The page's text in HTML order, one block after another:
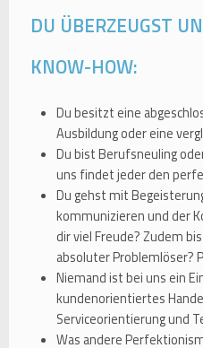
DU ÜBERZEUGST
KNOW-HOW:
Du besitzt eine
Ausbildung oder eine
Du bist Berufsneuling
uns findet jeder den
Du gehst mit
kommunizieren und der
dir viel Freude? Zudem
absoluter Problemlöser?
Niemand ist bei uns ein
kundenorientiertes
Serviceorientierung und
Was andere